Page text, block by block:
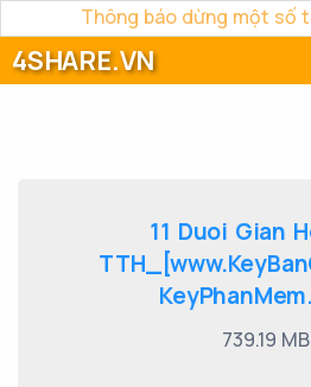
Thông báo dừng một số
4SHARE.VN
11 Duoi Gian
739.19 MB